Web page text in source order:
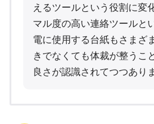
えるツールという役割に変
マル度の高い連絡ツールと
電に使用する台紙もさまざ
きでなくても体裁が整うこ
良さが認識されてつつあり